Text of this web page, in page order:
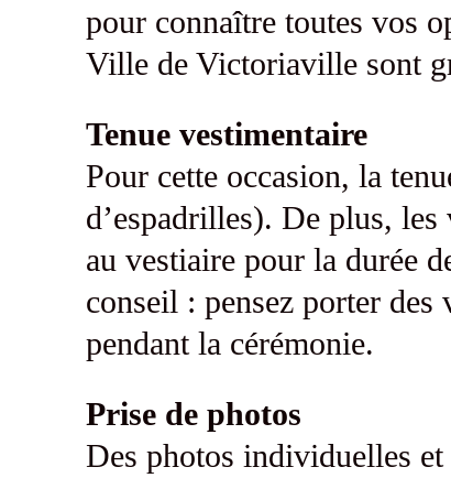
pour connaître toutes vos
Ville de Victoriaville sont
Tenue vestimentaire
Pour cette occasion, la
d’espadrilles). De plus, les
au vestiaire pour la durée
conseil : pensez porter des
pendant la cérémonie.
Prise de photos
Des photos individuelles